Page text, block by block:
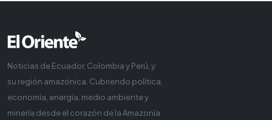
Noticias de Ecuador, Colombia y Perú, y
su región amazónica. Cubriendo política,
economía, energía, medio ambiente y
minería desde el corazón de la Amazonía